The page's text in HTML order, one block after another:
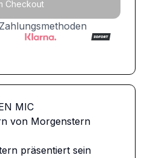
Checkout
MIC
von Morgenstern
präsentiert sein